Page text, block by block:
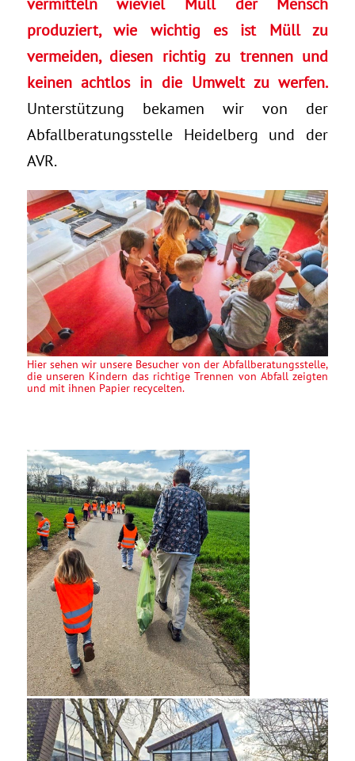
produziert, wie wichtig es ist Müll zu
vermeiden, diesen richtig zu trennen und
keinen achtlos in die Umwelt zu werfen.
Unterstützung bekamen wir von der
Abfallberatungsstelle Heidelberg und der
AVR.
Hier sehen wir unsere Besucher von der Abfallberatungsstelle,
die unseren Kindern das richtige Trennen von Abfall zeigten
und mit ihnen Papier recycelten.